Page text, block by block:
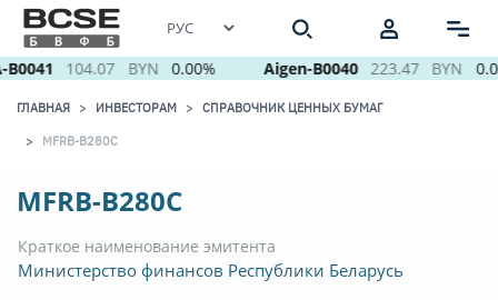
104.07 BYN 0.00% Aigen-B0040 223.47 BYN
ГЛАВНАЯ ИНВЕСТОРАМ СПРАВОЧНИК ЦЕННЫХ БУМАГ
MFRB-B280C
MFRB-B280C
Краткое наименование эмитента
Министерство финансов Республики Беларусь